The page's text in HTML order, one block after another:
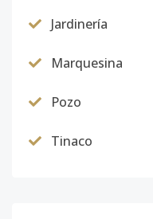
Jardinería
Marquesina
Pozo
Tinaco